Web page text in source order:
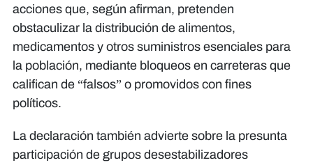
acciones que, según afirman, pretenden
obstaculizar la distribución de alimentos,
medicamentos y otros suministros esenciales para
la población, mediante bloqueos en carreteras que
califican de “falsos” o promovidos con fines
políticos.
La declaración también advierte sobre la presunta
participación de grupos desestabilizadores